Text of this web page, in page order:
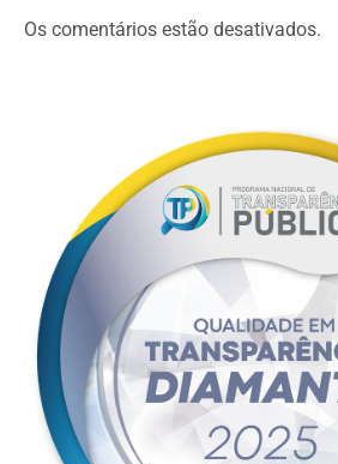
Os comentários estão desativados.